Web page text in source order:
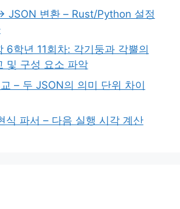
변환 – Rust/Python 설정
6학년 11회차: 각기둥과 각뿔의
및 구성 요소 파악
– 두 JSON의 의미 단위 차이
식 파서 – 다음 실행 시각 계산